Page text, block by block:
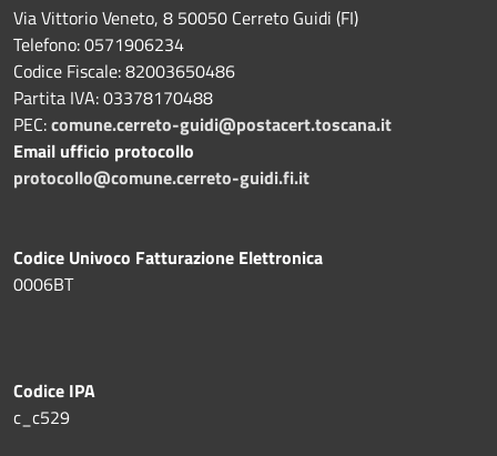
Via Vittorio Veneto, 8 50050 Cerreto Guidi (FI)
Telefono: 0571906234
Codice Fiscale: 82003650486
Partita IVA: 03378170488
PEC:comune.cerreto-guidi@postacert.toscana.it
Email ufficio protocollo
protocollo@comune.cerreto-guidi.fi.it
Codice Univoco Fatturazione Elettronica
0006BT
Codice IPA
c_c529